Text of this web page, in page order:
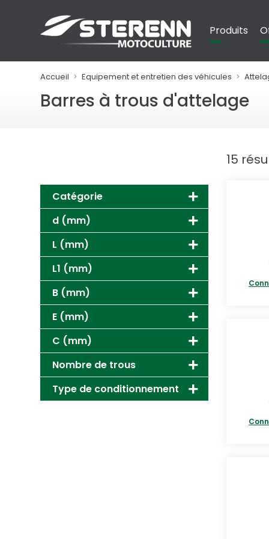
Produits
Accueil Equipement et entretien des véhicules
Barres à trous d'attelage
Catégorie
d (mm)
L (mm)
L1 (mm)
B (mm)
E (mm)
C (mm)
Nombre de trous
Type de conditionnement
15